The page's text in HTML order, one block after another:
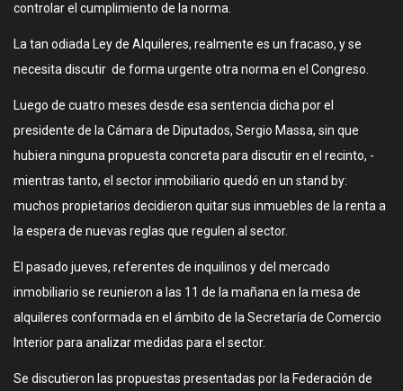
controlar el cumplimiento de la norma.
La tan odiada Ley de Alquileres, realmente es un fracaso, y se
necesita discutir de forma urgente otra norma en el Congreso.
Luego de cuatro meses desde esa sentencia dicha por el
presidente de la Cámara de Diputados, Sergio Massa, sin que
hubiera ninguna propuesta concreta para discutir en el recinto, -
mientras tanto, el sector inmobiliario quedó en un stand by:
muchos propietarios decidieron quitar sus inmuebles de la renta a
la espera de nuevas reglas que regulen al sector.
El pasado jueves, referentes de inquilinos y del mercado
inmobiliario se reunieron a las 11 de la mañana en la mesa de
alquileres conformada en el ámbito de la Secretaría de Comercio
Interior para analizar medidas para el sector.
Se discutieron las propuestas presentadas por la Federación de